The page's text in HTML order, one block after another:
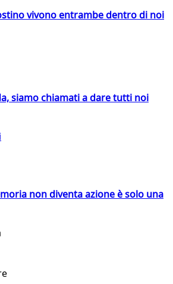
vivono entrambe dentro di noi
siamo chiamati a dare tutti noi
non diventa azione è solo una